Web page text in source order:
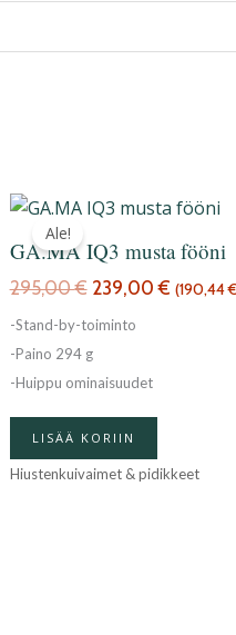
Ale!
GA.MA IQ3 musta fööni
295,00€
Alkuperäinen
oli:
295,00 €.
239,00€
Nykyinen
on:
239,00
(190,44€
-Stand-by-toiminto
-Paino 294 g
-Huippu ominaisuudet
LISÄÄ KORIIN
Hiustenkuivaimet & pidikkeet